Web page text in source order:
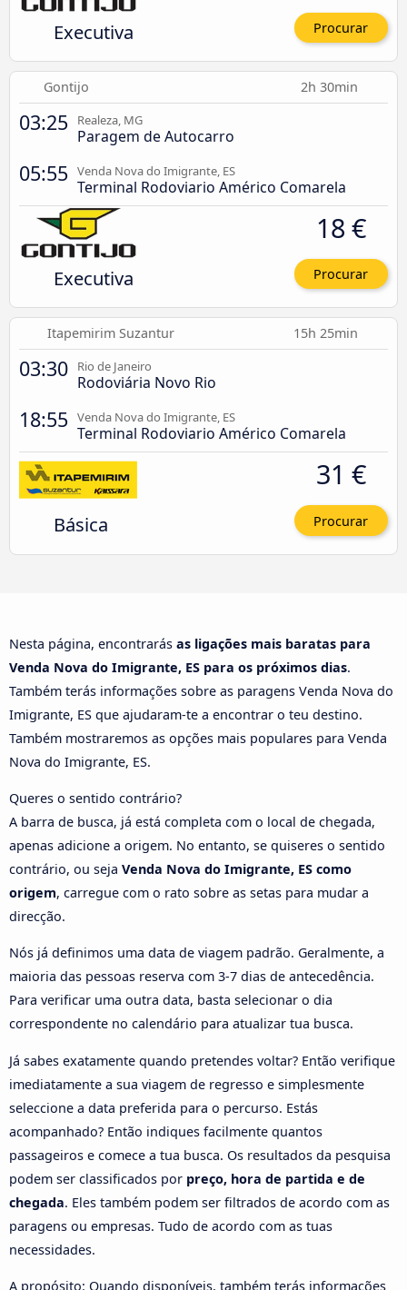
Executiva Procurar
Gontijo 2h 30min
03:25 Realeza, MG
Paragem de Autocarro
05:55 Venda Nova do Imigrante, ES
Terminal Rodoviario Américo Comarela
Executiva
18 €
Procurar
Itapemirim Suzantur 15h 25min
03:30 Rio de Janeiro
Rodoviária Novo Rio
18:55 Venda Nova do Imigrante, ES
Terminal Rodoviario Américo Comarela
Básica
31 €
Procurar
Nesta página, encontrarás as ligações mais baratas para
Venda Nova do Imigrante, ES para os próximos dias.
Também terás informações sobre as paragens Venda Nova do
Imigrante, ES que ajudaram-te a encontrar o teu destino.
Também mostraremos as opções mais populares para Venda
Nova do Imigrante, ES.
Queres o sentido contrário?
A barra de busca, já está completa com o local de chegada,
apenas adicione a origem. No entanto, se quiseres o sentido
contrário, ou seja Venda Nova do Imigrante, ES como
origem, carregue com o rato sobre as setas para mudar a
direcção.
Nós já definimos uma data de viagem padrão. Geralmente, a
maioria das pessoas reserva com 3-7 dias de antecedência.
Para verificar uma outra data, basta selecionar o dia
correspondente no calendário para atualizar tua busca.
Já sabes exatamente quando pretendes voltar? Então verifique
imediatamente a sua viagem de regresso e simplesmente
seleccione a data preferida para o percurso. Estás
acompanhado? Então indiques facilmente quantos
passageiros e comece a tua busca. Os resultados da pesquisa
podem ser classificados por preço, hora de partida e de
chegada. Eles também podem ser filtrados de acordo com as
paragens ou empresas. Tudo de acordo com as tuas
necessidades.
A propósito: Quando disponíveis, também terás informações